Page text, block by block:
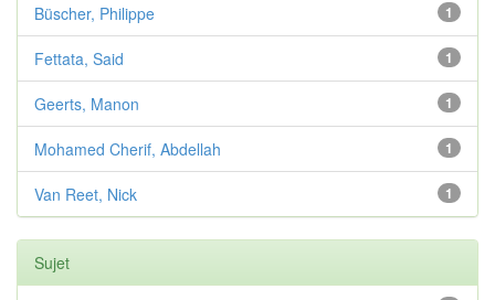
1
Büscher, Philippe
1
Fettata, Said
1
Geerts, Manon
1
Mohamed Cherif, Abdellah
1
Van Reet, Nick
Sujet